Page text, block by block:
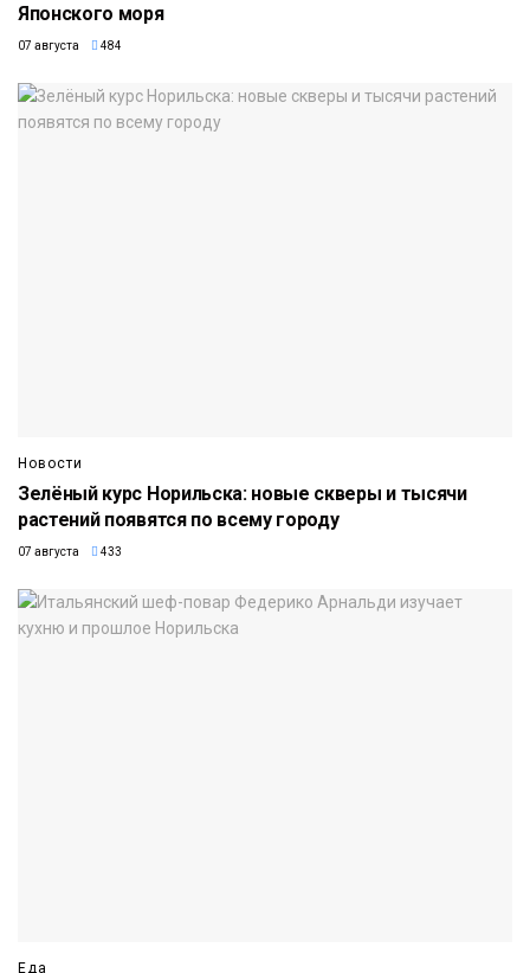
Японского моря
07 августа 484
Новости
Зелёный курс Норильска: новые скверы и тысячи
растений появятся по всему городу
07 августа 433
Еда